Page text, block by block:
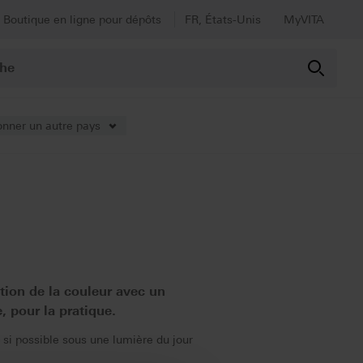
Boutique en ligne pour dépôts FR, États-Unis MyVITA
un autre pays
de la couleur avec un
pour la pratique.
possible sous une lumière du jour